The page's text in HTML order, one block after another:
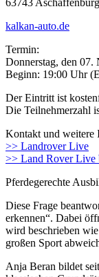
63743 Aschaffenburg
kalkan-auto.de
Termin:
Donnerstag, den 07.
Beginn: 19:00 Uhr
Der Eintritt ist
Die Teilnehmerzahl
Kontakt und weitere
>> Landrover Live
>> Land Rover Live
Pferdegerechte
Diese Frage
erkennen“. Dabei
wird beschrieben
großen Sport
Anja Beran bildet